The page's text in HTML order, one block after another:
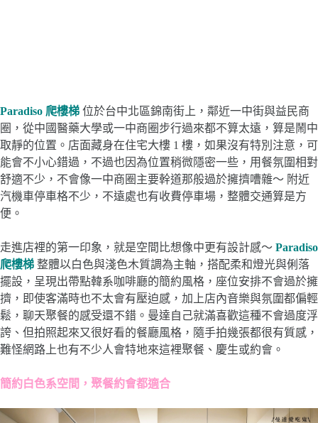
Paradiso 爬樓梯 位於台中北區錦南街上，鄰近一中街與益民商
圈，從中國醫藥大學或一中商圈步行過來都不算太遠，算是鬧中
取靜的位置。店面藏身在住宅大樓 1 樓，如果沒有特別注意，可
能會不小心錯過，不過也因為位置稍微隱密一些，用餐氛圍相對
舒適不少，不會像一中商圈主要幹道那般過於擁擠嘈雜～ 附近
汽機車停車格不少，不遠處也有收費停車場，整體交通算是方
便。
走進店裡的第一印象，就是空間比想像中更有設計感～ Paradiso
爬樓梯 整體以白色與淺色木質調為主軸，搭配柔和燈光與俐落
擺設，呈現出帶點韓系咖啡廳的簡約風格，座位安排不會過於擁
擠，即使客滿時也不太會有壓迫感，加上店內音樂與氛圍都偏輕
鬆，聊天聚餐的感受還不錯。曼達自己就滿喜歡這種不會過度浮
誇、但拍照起來又很好看的餐廳風格，隨手拍幾張都很有質感，
難怪網路上也有不少人會特地來這裡聚餐、慶生或約會。
簡約白色系空間，聚餐約會都適合